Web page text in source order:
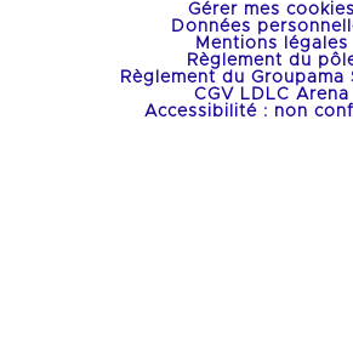
Gérer mes cookies
Données
Mentions légales
Règlement du
Règlement du Groupama
CGV LDLC Arena
Accessibilité : non